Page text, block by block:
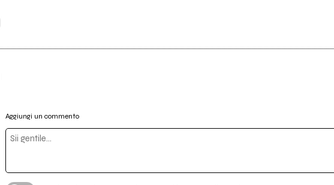
Aggiungi un commento